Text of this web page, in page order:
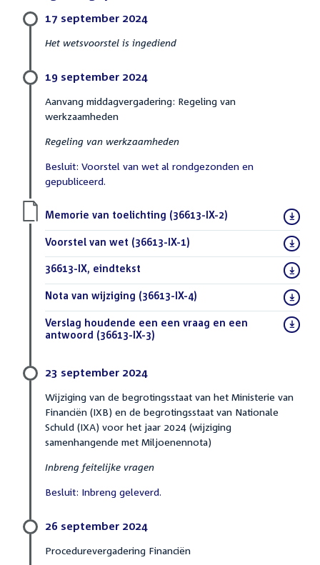
17 september 2024
Het wetsvoorstel is ingediend
19 september 2024
Aanvang middagvergadering: Regeling van
werkzaamheden
Regeling van werkzaamheden
Besluit: Voorstel van wet al rondgezonden en
gepubliceerd.
Download
Memorie van toelichting (36613-IX-2)
Download
bestand:
Voorstel van wet (36613-IX-1)
Download
bestand:
36613-IX, eindtekst
Download
Nota van wijziging (36613-IX-4)
Download
bestand:
Verslag houdende een een vraag en een
antwoord (36613-IX-3)
23 september 2024
Wijziging van de begrotingsstaat van het Ministerie van
Financiën (IXB) en de begrotingsstaat van Nationale
Schuld (IXA) voor het jaar 2024 (wijziging
samenhangende met Miljoenennota)
Inbreng feitelijke vragen
Besluit: Inbreng geleverd.
26 september 2024
Procedurevergadering Financiën